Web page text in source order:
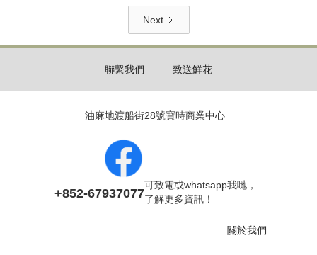
Next
聯繫我們 致送鮮花
油麻地渡船街28號寶時商業中心
關於我們
+852-67937077
可致電或whatsapp我哋，
了解更多資訊！